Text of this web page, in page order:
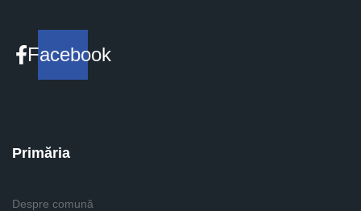
Facebook
Primăria
Despre comună